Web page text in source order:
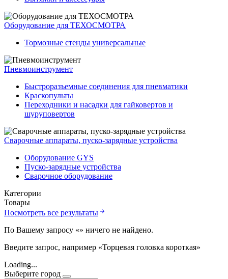
Оборудование для ТЕХОСМОТРА
Тормозные стенды универсальные
Пневмоинструмент
Быстроразъемные соединения для пневматики
Краскопульты
Переходники и насадки для гайковертов и
шуруповертов
Сварочные аппараты, пуско-зарядные устройства
Оборудование GYS
Пуско-зарядные устройства
Сварочное оборудование
Категории
Товары
Посмотреть все результаты
По Вашему запросу «» ничего не найдено.
Введите запрос, например «Торцевая головка короткая»
Loading...
Выберите город